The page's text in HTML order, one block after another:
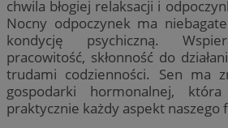
chwila błogiej relaksacji i
Nocny odpoczynek ma
kondycję psychiczną.
pracowitość, skłonność do
trudami codzienności. Sen ma
gospodarki hormonalnej,
praktycznie każdy aspekt naszego